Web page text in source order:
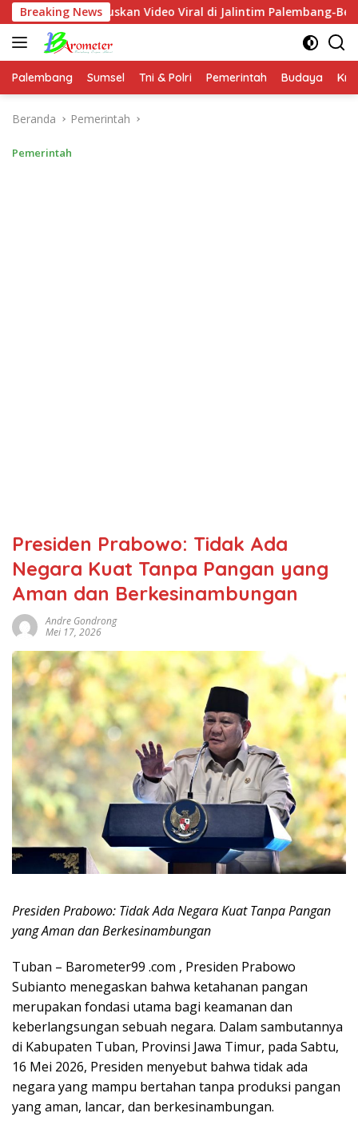
Langsung
ke
konten
Breaking News
Video Viral di Jalintim Palembang-Betung
Palembang Sumsel Tni & Polri Pemerintah Budaya
Beranda Pemerintah
Pemerintah
Presiden Prabowo: Tidak Ada
Negara Kuat Tanpa Pangan yang
Aman dan Berkesinambungan
Andre Gondrong
Mei 17, 2026
Presiden Prabowo: Tidak Ada Negara Kuat Tanpa Pangan
yang Aman dan Berkesinambungan
Tuban – Barometer99 .com , Presiden Prabowo
Subianto menegaskan bahwa ketahanan pangan
merupakan fondasi utama bagi keamanan dan
keberlangsungan sebuah negara. Dalam sambutannya
di Kabupaten Tuban, Provinsi Jawa Timur, pada Sabtu,
16 Mei 2026, Presiden menyebut bahwa tidak ada
negara yang mampu bertahan tanpa produksi pangan
yang aman, lancar, dan berkesinambungan.